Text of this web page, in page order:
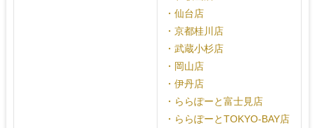
・仙台店
・京都桂川店
・武蔵小杉店
・岡山店
・伊丹店
・ららぽーと富士見店
・ららぽーとTOKYO-BAY店